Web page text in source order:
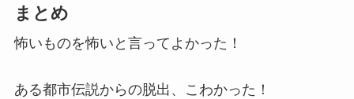
まとめ
怖いものを怖いと言ってよかった！
ある都市伝説からの脱出、こわかった！